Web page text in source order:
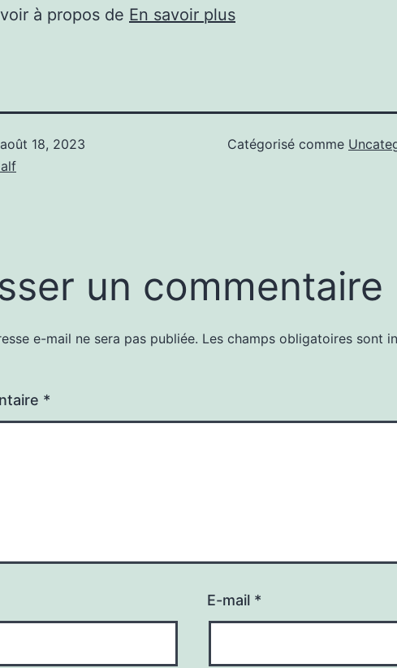
à propos de En savoir plus
août 18, 2023
Catégorisé comme
un commentaire
e-mail ne sera pas publiée. Les champs obligatoires sont
*
E-mail *